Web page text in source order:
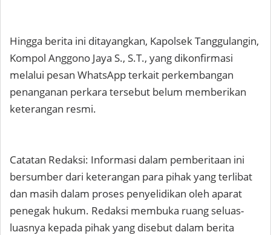
Hingga berita ini ditayangkan, Kapolsek Tanggulangin,
Kompol Anggono Jaya S., S.T., yang dikonfirmasi
melalui pesan WhatsApp terkait perkembangan
penanganan perkara tersebut belum memberikan
keterangan resmi.
Catatan Redaksi: Informasi dalam pemberitaan ini
bersumber dari keterangan para pihak yang terlibat
dan masih dalam proses penyelidikan oleh aparat
penegak hukum. Redaksi membuka ruang seluas-
luasnya kepada pihak yang disebut dalam berita